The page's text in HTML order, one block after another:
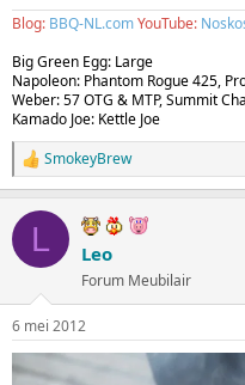
Blog: BBQ-NL.comYouTube:
Big Green Egg: Large
Napoleon: Phantom Rogue 425,
Weber: 57 OTG & MTP, Summit
Kamado Joe: Kettle Joe
W
a
r
e
i
n
g
e
n
SmokeyBrew
L Leo
Forum Meubilair
6 mei 2012